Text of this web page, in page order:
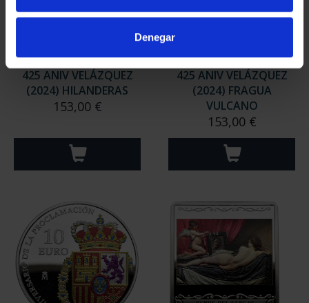
Denegar
425 ANIV VELÁZQUEZ
(2024) HILANDERAS
153,00 €
425 ANIV VELÁZQUEZ
(2024) FRAGUA
VULCANO
153,00 €